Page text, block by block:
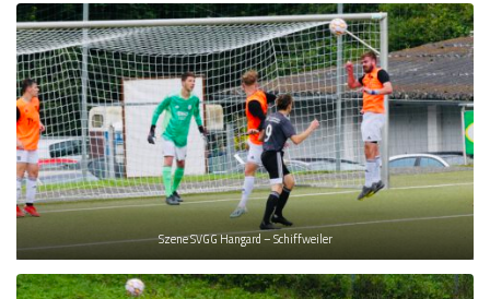
Szene SVGG Hangard – Schiffweiler